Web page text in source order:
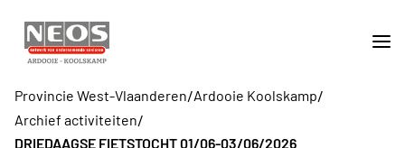
Provincie West-Vlaanderen/Ardooie Koolskamp/
Archief activiteiten/
DRIEDAAGSE FIETSTOCHT 01/06-03/06/2026